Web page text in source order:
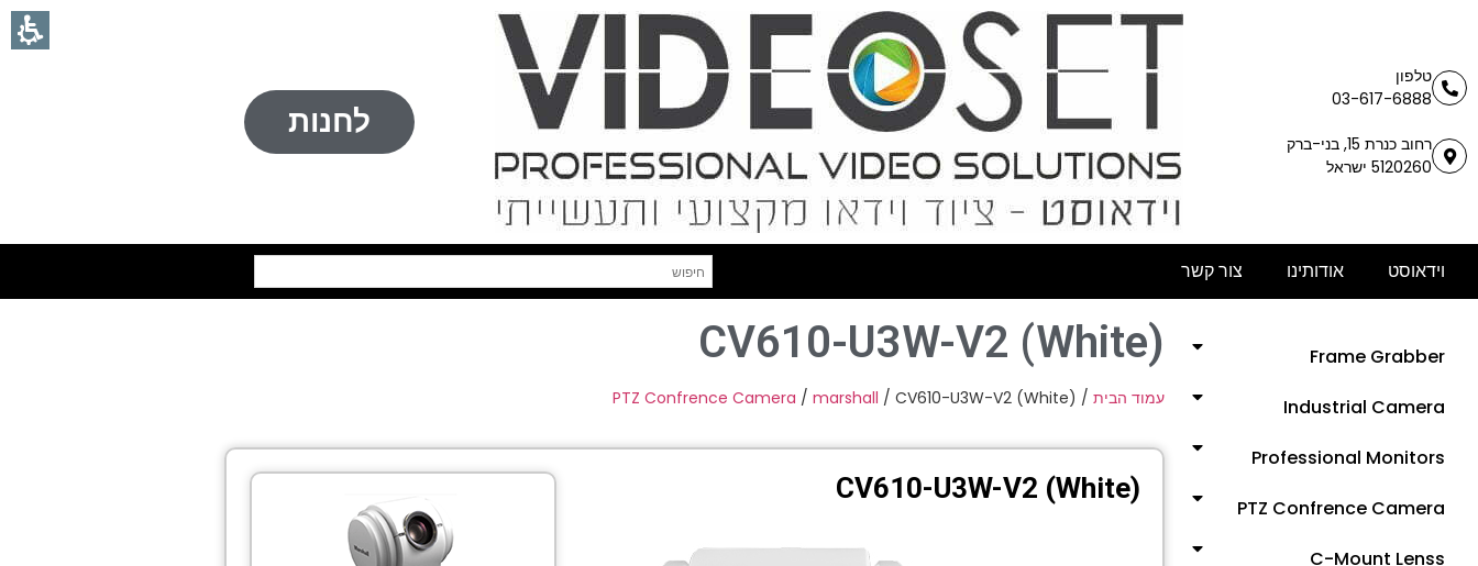
טלפון
03-617-6888
רחוב כנרת 15, בני-ברק
5120260 ישראל
לחנות
וידאוסט אודותינו צור קשר
Frame Grabber
Industrial Camera
Professional Monitors
PTZ Confrence Camera
C-Mount Lenss
CV610-U3W-V2 (White)
עמוד הבית /
PTZ Confrence Camera / marshall / CV610-U3W-V2 (White)
CV610-U3W-V2 (White)